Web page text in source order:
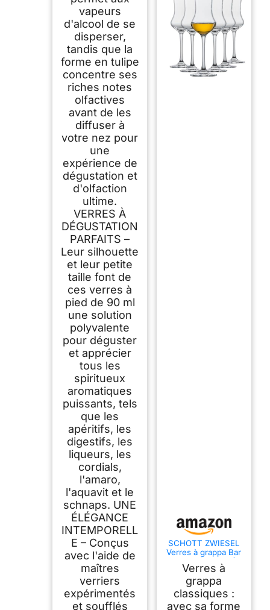
vapeurs
d'alcool de se
disperser,
tandis que la
forme en tulipe
concentre ses
riches notes
olfactives
avant de les
diffuser à
votre nez pour
une
expérience de
dégustation et
d'olfaction
ultime.
VERRES À
DÉGUSTATION
PARFAITS –
Leur silhouette
et leur petite
taille font de
ces verres à
pied de 90 ml
une solution
polyvalente
pour déguster
et apprécier
tous les
spiritueux
aromatiques
puissants, tels
que les
apéritifs, les
digestifs, les
liqueurs, les
cordials,
l'amaro,
l'aquavit et le
schnaps. UNE
ÉLÉGANCE
INTEMPORELL
E – Conçus
avec l'aide de
maîtres
verriers
expérimentés
et soufflés
SCHOTT ZWIESEL
Verres à grappa Bar
Special (set de 6),
verres à schnaps
classiques avec
pied, verres en
cristal Tritan
résistant au lave-
Verres à
grappa
classiques :
avec sa forme